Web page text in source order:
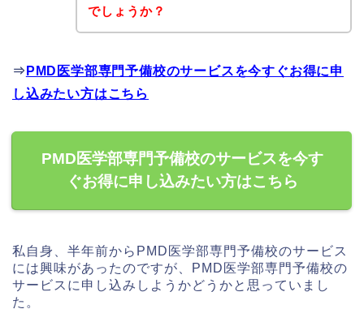
でしょうか？
⇒ PMD医学部専門予備校のサービスを今すぐお得に申
し込みたい方はこちら
PMD医学部専門予備校のサービスを今す
ぐお得に申し込みたい方はこちら
私自身、半年前からPMD医学部専門予備校のサービス
には興味があったのですが、PMD医学部専門予備校の
サービスに申し込みしようかどうかと思っていまし
た。